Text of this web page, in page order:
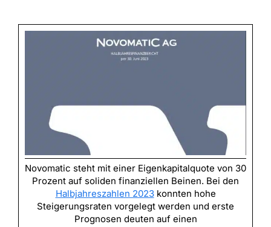
Novomatic steht mit einer Eigenkapitalquote von 30
Prozent auf soliden finanziellen Beinen. Bei den
Halbjahreszahlen 2023konnten hohe
Steigerungsraten vorgelegt werden und erste
Prognosen deuten auf einen